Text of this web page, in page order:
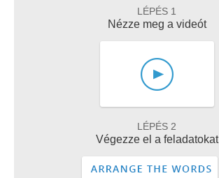
LÉPÉS 1
Nézze meg a videót
LÉPÉS 2
Végezze el a feladatokat